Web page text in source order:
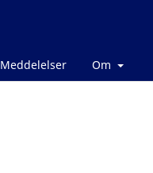
Meddelelser Om